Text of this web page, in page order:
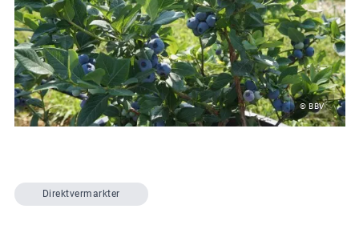
© BBV
Direktvermarkter